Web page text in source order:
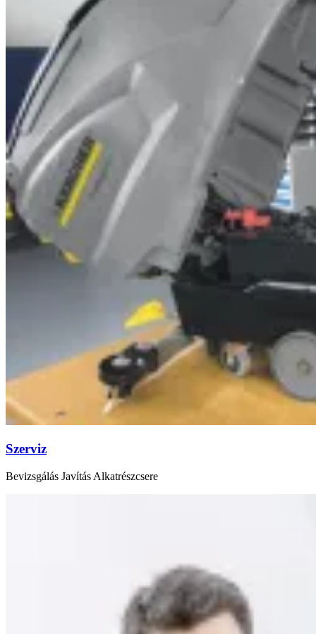
Szerviz
Bevizsgálás Javítás Alkatrészcsere